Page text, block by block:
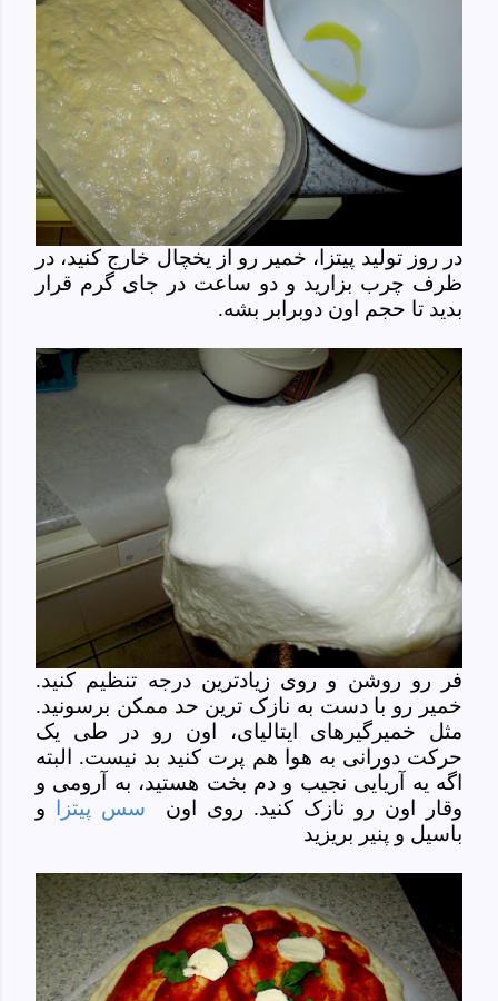
در روز تولید پیتزا، خمیر رو از یخچال خارج کنید، در
ظرف چرب بزارید و دو ساعت در جای گرم قرار
بدید تا حجم اون دوبرابر بشه.
فر رو روشن و روی زیادترین درجه تنظیم کنید.
خمیر رو با دست به نازک ترین حد ممکن برسونید.
مثل خمیرگیرهای ایتالیای، اون رو در طی یک
حرکت دورانی به هوا هم پرت کنید بد نیست. البته
اگه یه آریایی نجیب و دم بخت هستید، به آرومی و
وقار اون رو نازک کنید. روی اون
سس پیتزا و
باسیل و پنیر بریزید